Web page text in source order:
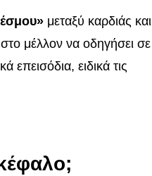
μεταξύ καρδιάς και
μέλλον να οδηγήσει σε
ειδικά τις